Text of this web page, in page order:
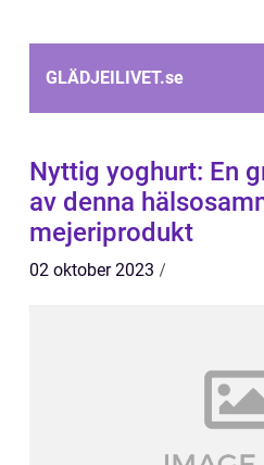
GLÄDJEILIVET.se
Nyttig yoghurt: En
av denna
mejeriprodukt
02 oktober 2023